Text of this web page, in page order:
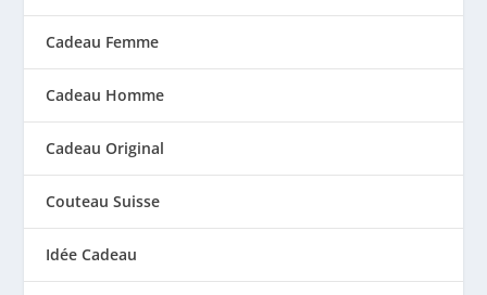
Cadeau Femme
Cadeau Homme
Cadeau Original
Couteau Suisse
Idée Cadeau